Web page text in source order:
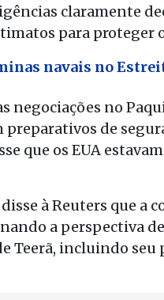
claramente
para proteger
navais no
negociações no
preparativos de
que os EUA
à Reuters que a
a perspectiva de
Teerã, incluindo